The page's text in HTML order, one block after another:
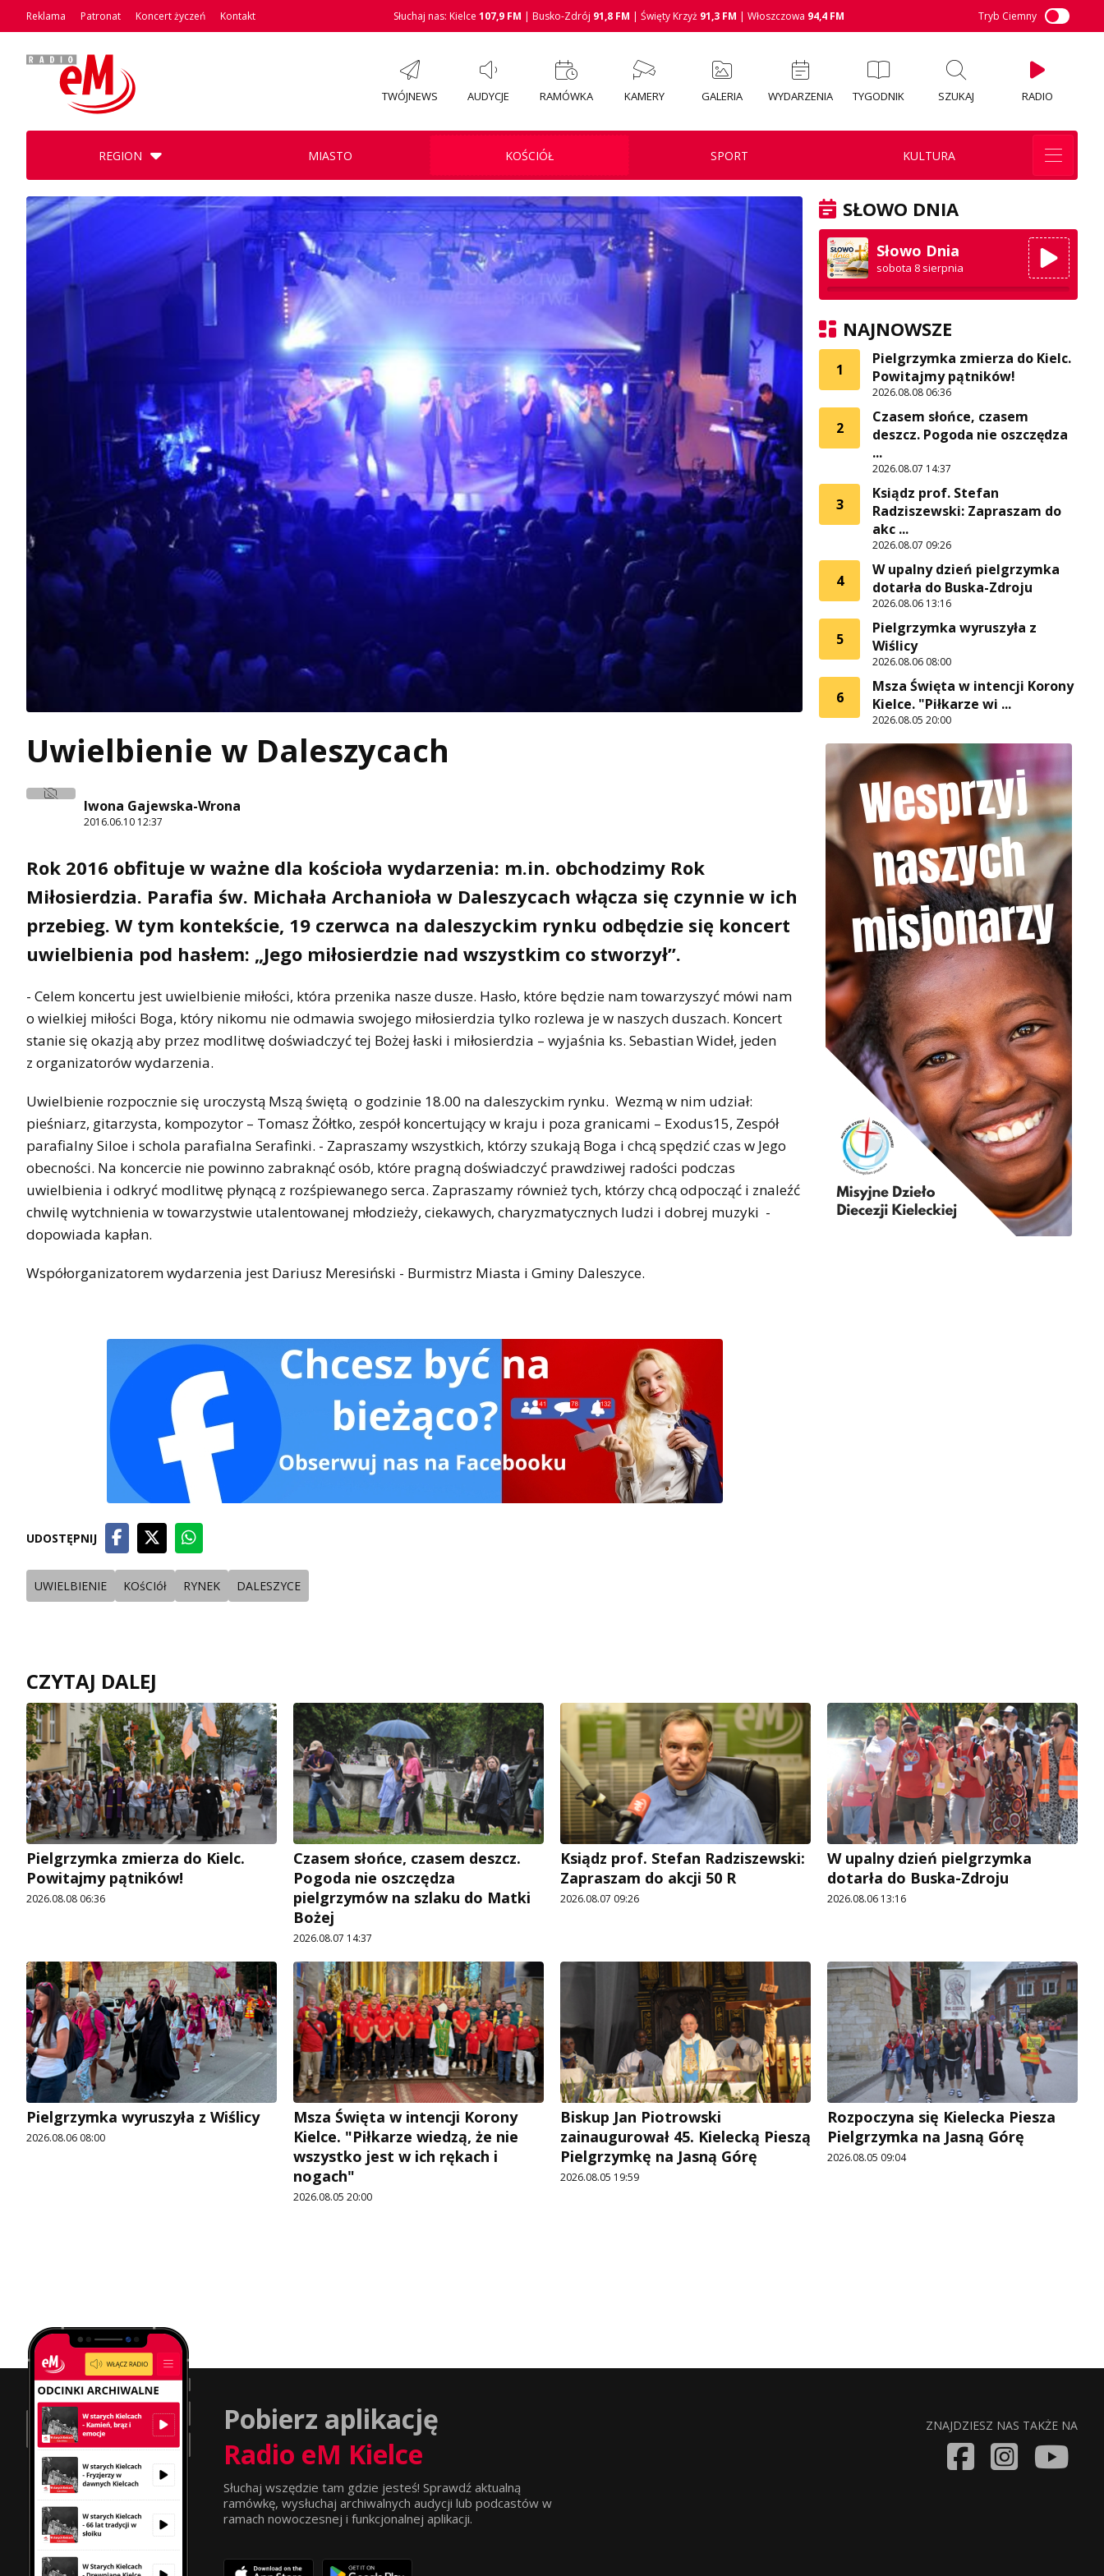
Reklama Patronat Koncert życzeń Kontakt Słuchaj nas: Kielce 107,9 FM | Busko-Zdrój 91,8 FM | Święty Krzyż 91,3 FM | Włoszczowa 94,4 FM Tryb Ciemny
TWÓJNEWS AUDYCJE RAMÓWKA KAMERY GALERIA WYDARZENIA TYGODNIK SZUKAJ RADIO
REGION MIASTO KOŚCIÓŁ SPORT KULTURA
Uwielbienie w Daleszycach
Iwona Gajewska-Wrona
2016.06.10 12:37
Rok 2016 obfituje w ważne dla kościoła wydarzenia: m.in. obchodzimy Rok
Miłosierdzia. Parafia św. Michała Archanioła w Daleszycach włącza się czynnie w ich
przebieg. W tym kontekście, 19 czerwca na daleszyckim rynku odbędzie się koncert
uwielbienia pod hasłem: „Jego miłosierdzie nad wszystkim co stworzył”.
- Celem koncertu jest uwielbienie miłości, która przenika nasze dusze. Hasło, które będzie nam towarzyszyć mówi nam
o wielkiej miłości Boga, który nikomu nie odmawia swojego miłosierdzia tylko rozlewa je w naszych duszach. Koncert
stanie się okazją aby przez modlitwę doświadczyć tej Bożej łaski i miłosierdzia – wyjaśnia ks. Sebastian Wideł, jeden
z organizatorów wydarzenia.
Uwielbienie rozpocznie się uroczystą Mszą świętą o godzinie 18.00 na daleszyckim rynku. Wezmą w nim udział:
pieśniarz, gitarzysta, kompozytor – Tomasz Żółtko, zespół koncertujący w kraju i poza granicami – Exodus15, Zespół
parafialny Siloe i schola parafialna Serafinki. - Zapraszamy wszystkich, którzy szukają Boga i chcą spędzić czas w Jego
obecności. Na koncercie nie powinno zabraknąć osób, które pragną doświadczyć prawdziwej radości podczas
uwielbienia i odkryć modlitwę płynącą z rozśpiewanego serca. Zapraszamy również tych, którzy chcą odpocząć i znaleźć
chwilę wytchnienia w towarzystwie utalentowanej młodzieży, ciekawych, charyzmatycznych ludzi i dobrej muzyki -
dopowiada kapłan.
Współorganizatorem wydarzenia jest Dariusz Meresiński - Burmistrz Miasta i Gminy Daleszyce.
UDOSTĘPNIJ
UWIELBIENIE KOśCIół RYNEK DALESZYCE
SŁOWO DNIA
Słowo Dnia
sobota 8 sierpnia
NAJNOWSZE
1
Pielgrzymka zmierza do Kielc.
Powitajmy pątników!
2026.08.08 06:36
2
Czasem słońce, czasem
deszcz. Pogoda nie oszczędza
...
2026.08.07 14:37
3
Ksiądz prof. Stefan
Radziszewski: Zapraszam do
akc ...
2026.08.07 09:26
4
W upalny dzień pielgrzymka
dotarła do Buska-Zdroju
2026.08.06 13:16
5
Pielgrzymka wyruszyła z
Wiślicy
2026.08.06 08:00
6
Msza Święta w intencji Korony
Kielce. "Piłkarze wi ...
2026.08.05 20:00
CZYTAJ DALEJ
Pielgrzymka zmierza do Kielc.
Powitajmy pątników!
2026.08.08 06:36
Czasem słońce, czasem deszcz.
Pogoda nie oszczędza
pielgrzymów na szlaku do Matki
Bożej
2026.08.07 14:37
Ksiądz prof. Stefan Radziszewski:
Zapraszam do akcji 50 R
2026.08.07 09:26
W upalny dzień pielgrzymka
dotarła do Buska-Zdroju
2026.08.06 13:16
Pielgrzymka wyruszyła z Wiślicy
2026.08.06 08:00
Msza Święta w intencji Korony
Kielce. "Piłkarze wiedzą, że nie
wszystko jest w ich rękach i
nogach"
2026.08.05 20:00
Biskup Jan Piotrowski
zainaugurował 45. Kielecką Pieszą
Pielgrzymkę na Jasną Górę
2026.08.05 19:59
Rozpoczyna się Kielecka Piesza
Pielgrzymka na Jasną Górę
2026.08.05 09:04
Pobierz aplikację
Radio eM Kielce
Słuchaj wszędzie tam gdzie jesteś! Sprawdź aktualną
ramówkę, wysłuchaj archiwalnych audycji lub podcastów w
ramach nowoczesnej i funkcjonalnej aplikacji.
ZNAJDZIESZ NAS TAKŻE NA